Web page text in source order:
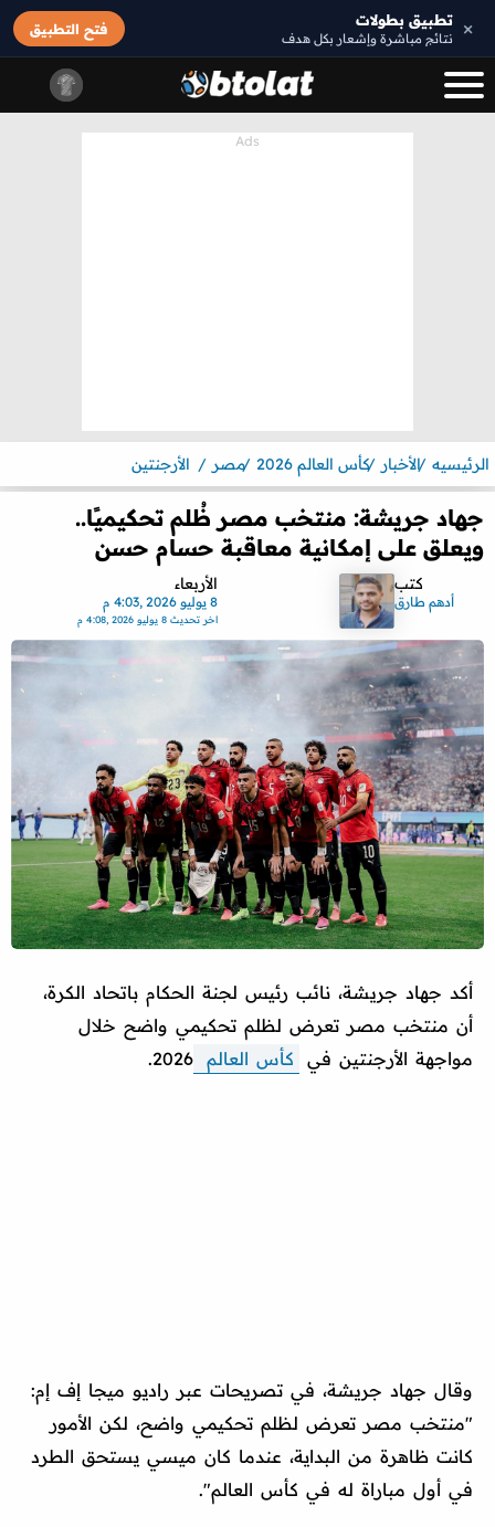
× تطبيق بطولات
نتائج مباشرة وإشعار بكل هدف
فتح التطبيق
الرئيسيه الأخبار كأس العالم 2026 مصر الأرجنتين
جهاد جريشة: منتخب مصر ظُلم تحكيميًا..
ويعلق على إمكانية معاقبة حسام حسن
كتب
أدهم طارق
الأربعاء
8 يوليو 2026 ,4:03 م
اخر تحديث8 يوليو 2026 ,4:08 م
أكد جهاد جريشة، نائب رئيس لجنة الحكام باتحاد الكرة،
أن منتخب مصر تعرض لظلم تحكيمي واضح خلال
مواجهة الأرجنتين في
كأس العالم 2026.
وقال جهاد جريشة، في تصريحات عبر راديو ميجا إف إم:
"منتخب مصر تعرض لظلم تحكيمي واضح، لكن الأمور
كانت ظاهرة من البداية، عندما كان ميسي يستحق الطرد
في أول مباراة له في كأس العالم".